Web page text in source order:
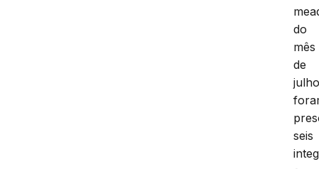
do
mês
de
seis